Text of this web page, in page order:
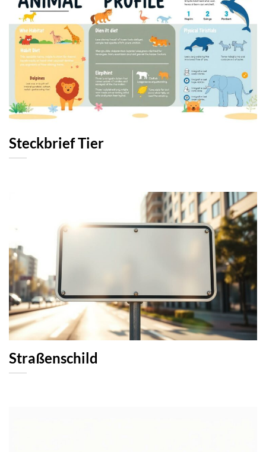
Steckbrief Tier
Straßenschild